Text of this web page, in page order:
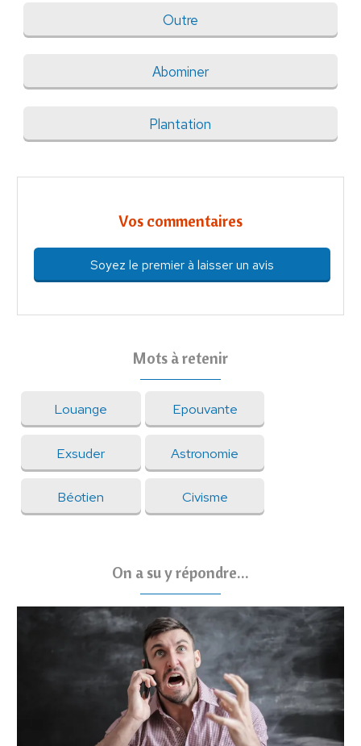
Outre
Abominer
Plantation
Vos commentaires
Soyez le premier à laisser un avis
Mots à retenir
Louange Epouvante
Exsuder Astronomie
Béotien Civisme
On a su y répondre...